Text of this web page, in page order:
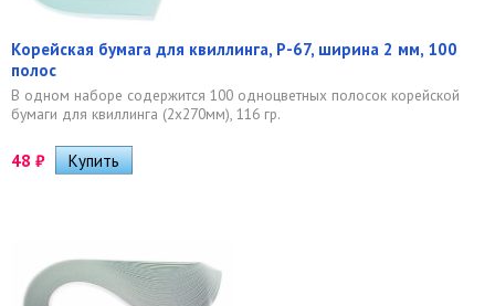
Корейская бумага для квиллинга, P-67, ширина 2 мм, 100
полос
В одном наборе содержится 100 одноцветных полосок корейской
бумаги для квиллинга (2х270мм), 116 гр.
48 ₽